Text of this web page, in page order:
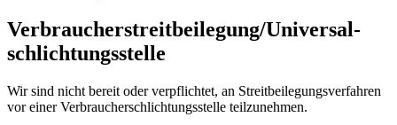
Verbraucher­streit­beilegung/Universal­
schlichtungs­stelle
Wir sind nicht bereit oder verpflichtet, an Streitbeilegungsverfahren
vor einer Verbraucherschlichtungsstelle teilzunehmen.